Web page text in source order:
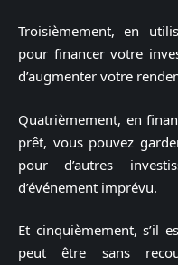
Troisièmement, en
pour financer votre
d’augmenter votre
Quatrièmement, en
prêt, vous pouvez
pour d’autres
d’événement imprévu.
Et cinquièmement, s’il
peut être sans